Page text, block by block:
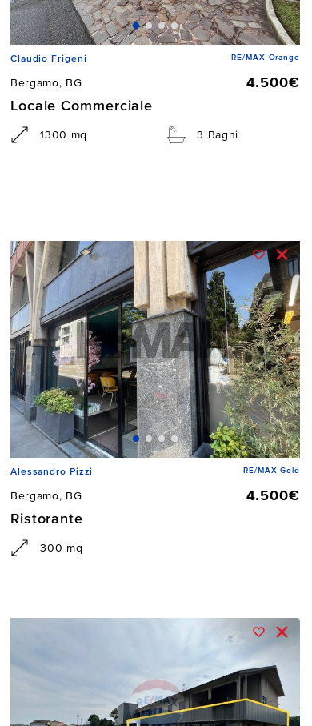
Claudio Frigeni RE/MAX Orange
Bergamo, BG
4.500€
Locale Commerciale
1300 mq 3 Bagni
Alessandro Pizzi RE/MAX Gold
Bergamo, BG
4.500€
Ristorante
300 mq